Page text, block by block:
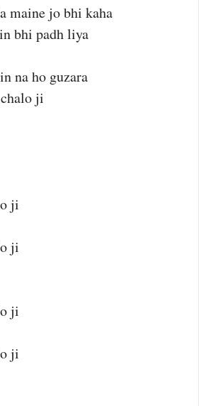
maine jo bhi kaha
bhi padh liya
na ho guzara
ji
ji
ji
ji
ji